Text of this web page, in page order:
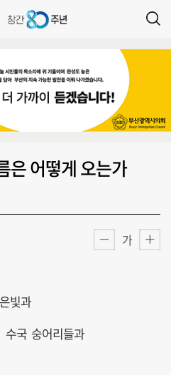
은 어떻게 오는가
가
빛과
수국 숭어리들과